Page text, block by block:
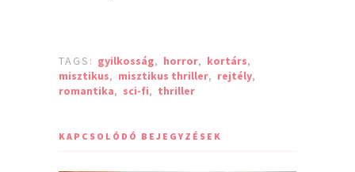
TAGS: gyilkosság, horror, kortárs,
misztikus, misztikus thriller, rejtély,
romantika, sci-fi, thriller
KAPCSOLÓDÓ BEJEGYZÉSEK